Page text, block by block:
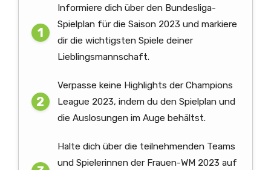
Informiere dich über den Bundesliga-
Spielplan für die Saison 2023 und markiere
dir die wichtigsten Spiele deiner
Lieblingsmannschaft.
Verpasse keine Highlights der Champions
League 2023, indem du den Spielplan und
die Auslosungen im Auge behältst.
Halte dich über die teilnehmenden Teams
und Spielerinnen der Frauen-WM 2023 auf